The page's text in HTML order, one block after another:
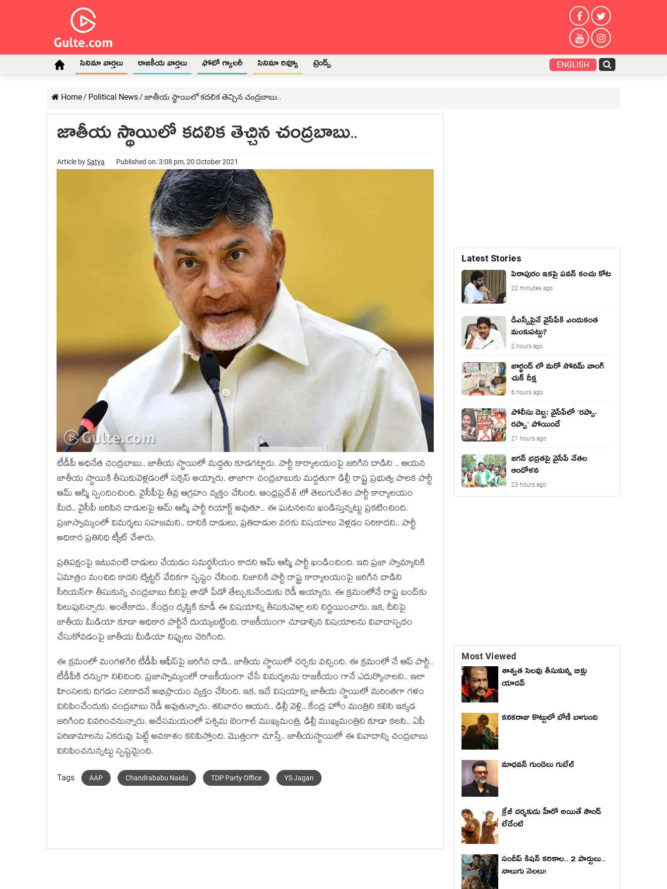
సినిమా వార్తలు రాజకీయ వార్తలు ఫోటో గ్యాలరీ సినిమా రివ్యూ ట్రెండ్స్ ENGLISH
Home/ Political News/ జాతీయ స్థాయిలో క‌ద‌లిక తెచ్చిన చంద్ర‌బాబు..
జాతీయ స్థాయిలో క‌ద‌లిక తెచ్చిన చంద్ర‌బాబు..
Article bySatya Published on: 3:08 pm, 20 October 2021
టీడీపీ అధినేత చంద్ర‌బాబు.. జాతీయ స్థాయిలో మ‌ద్ద‌తు కూడ‌గ‌ట్టారు. పార్టీ కార్యాల‌యంపై జ‌రిగిన దాడిని .. ఆయ‌న
జాతీయ స్థాయికి తీసుకువెళ్ల‌డంలో స‌క్సెస్ అయ్యారు. తాజాగా చంద్ర‌బాబుకు మ‌ద్ద‌తుగా ఢిల్లీ రాష్ట్ర ప్ర‌భుత్వ పాల‌క పార్టీ
ఆమ్ ఆద్మీ స్పందించింది. వైసీపీపై తీవ్ర ఆగ్ర‌హం వ్య‌క్తం చేసింది. ఆంధ్రప్రదేశ్ లో తెలుగుదేశం పార్టీ కార్యాలయం
మీద.. వైసీపీ జరిపిన దాడులపై ఆమ్ ఆద్మీ పార్టీ రియాక్ట్ అవుతూ.. ఈ ఘ‌ట‌న‌ల‌ను ఖండిస్తున్న‌ట్టు ప్ర‌క‌టించింది.
ప్ర‌జాస్వామ్యంలో విమ‌ర్శ‌లు స‌హ‌జ‌మ‌ని.. దానికి దాడులు, ప్ర‌తిదాడుల వ‌ర‌కు విష‌యాలు వెళ్ల‌డం స‌రికాద‌ని.. పార్టీ
అధికార ప్ర‌తినిధి ట్వీట్ చేశారు.
ప్రతిపక్షంపై ఇటువంటి దాడులు చేయడం సమర్థనీయం కాదని ఆమ్ ఆద్మీ పార్టీ ఖండించింది. ఇది ప్రజా స్వామ్యానికి
ఏమాత్రం మంచిది కాదని ట్విట్టర్ వేదికగా స్పష్టం చేసింది. నిజానికి పార్టీ రాష్ట్ర కార్యాల‌యంపై జ‌రిగిన దాడిని
సీరియ‌స్‌గా తీసుకున్న చంద్ర‌బాబు దీనిపై తాడో పేడో తేల్చుకునేందుకు రెడీ అయ్యారు. ఈ క్ర‌మంలోనే రాష్ట్ర బంద్‌కు
పిలుపునిచ్చారు. అంతేకాదు.. కేంద్రం దృష్టికి కూడీ ఈ విష‌యాన్ని తీసుకువెళ్లా ల‌ని నిర్ణ‌యించారు. ఇక‌, దీనిపై
జాతీయ మీడియా కూడా అధికార పార్టీనే దుయ్య‌బ‌ట్టింది. రాజ‌కీయంగా చూడాల్సిన విష‌యాల‌ను వివాదాస్ప‌దం
చేసుకోవ‌డంపై జాతీయ మీడియా నిప్పులు చెరిగింది.
ఈ క్ర‌మంలో మంగ‌ళ‌గిరి టీడీపీ ఆఫీస్‌పై జ‌రిగిన దాడి.. జాతీయ స్థాయిలో చ‌ర్చ‌కు వ‌చ్చింది. ఈ క్ర‌మంలో నే ఆప్ పార్టీ..
టీడీపీకి ద‌న్నుగా నిలిచింది. ప్ర‌జాస్వామ్యంలో రాజ‌కీయంగా చేసే విమ‌ర్శ‌ల‌ను రాజ‌కీయం గానే ఎదుర్కొనాల‌ని.. ఇలా
హింస‌ల‌కు దిగ‌డం స‌రికాద‌నే అభిప్రాయం వ్య‌క్తం చేసింది. ఇక‌, ఇదే విష‌యాన్ని జాతీయ స్థాయిలో మ‌రింత‌గా గ‌ళం
వినిపించేందుకు చంద్ర‌బాబు రెడీ అవుతున్నారు. శ‌నివారం ఆయ‌న‌.. ఢిల్లీ వెళ్లి.. కేంద్ర హోం మంత్రిని క‌లిసి ఇక్క‌డ
జ‌రిగింది వివ‌రించ‌నున్నారు. అదేస‌మ‌యంలో ప‌శ్చిమ బెంగాల్ ముఖ్య‌మంత్రి, ఢిల్లీ ముఖ్య‌మంత్రిని కూడా క‌ల‌సి.. ఏపీ
ప‌రిణామాల‌ను ఏక‌రువు పెట్టే అవ‌కాశం క‌నిపిస్తోంది. మొత్తంగా చూస్తే.. జాతీయ‌స్థాయిలో ఈ వివాదాన్ని చంద్ర‌బాబు
వినిపించ‌నున్న‌ట్టు స్ప‌ష్ట‌మైంది.
Tags AAP Chandrababu Naidu TDP Party Office YS Jagan
Latest Stories
పిఠాపురం ఇకపై పవన్ కంచు కోట
22 minutes ago
డీఎస్సీపైనే వైసీపీకి ఎందుకంత
మంకుపట్టు?
2 hours ago
జార్ఖండ్ లో మరో సోనమ్ వాంగ్
చుక్ దీక్ష
6 hours ago
పోలీసు దెబ్బ: వైసీపీలో `ర‌ప్పా-
ర‌ప్పా` పోయిందే
21 hours ago
జ‌గ‌న్ భద్రతపై వైసీపీ నేతల
ఆందోళన
23 hours ago
Most Viewed
శాశ్వత సెలవు తీసుకున్న బిక్షు
యాదవ్
కనకరాజు కొట్టులో బోణీ బాగుంది
మాధ‌వ‌న్ గుండెలు గుబేల్‌
క్రేజీ దర్శకుడు హీరో అయితే సౌండ్
లేదేంటి
సందీప్ కిషన్ కరికాల... 2 పార్టులు...
నాలుగు నెలలు!